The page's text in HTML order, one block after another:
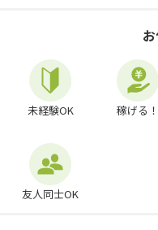
未経験OK 稼げる！
友人同士OK